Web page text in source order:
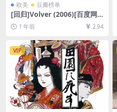
欧美 豆瓣榜单
[回归]Volver (2006)[百度网
盘+夸克网盘1080P超清未删
减资源][网盘在线播放/下载]
[MP4/8.5GB][中文字幕]
1 年前 2.94
VIP